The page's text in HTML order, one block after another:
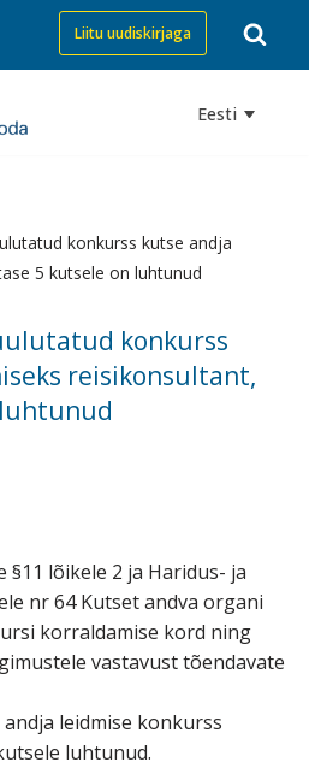
Liitu uudiskirjaga
Eesti
konkurss kutse andja
5 kutsele on luhtunud
konkurss
reisikonsultant,
§11 lõikele 2 ja Haridus- ja
nr 64 Kutset andva organi
korraldamise kord ning
vastavust tõendavate
leidmise konkurss
luhtunud.